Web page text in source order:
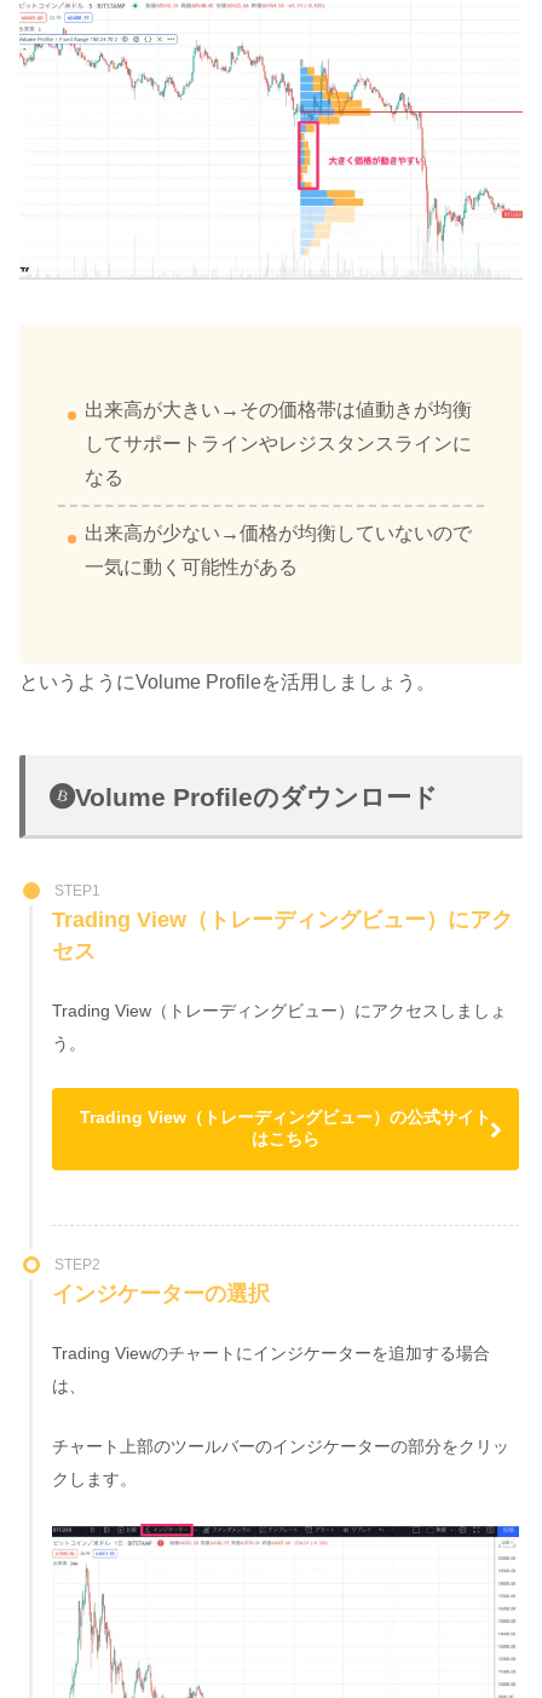
出来高が大きい→その価格帯は値動きが均衡
してサポートラインやレジスタンスラインに
なる
出来高が少ない→価格が均衡していないので
一気に動く可能性がある
というようにVolume Profileを活用しましょう。
Volume Profileのダウンロード
STEP1
Trading View（トレーディングビュー）にアク
セス
Trading View（トレーディングビュー）にアクセスしましょ
う。
Trading View（トレーディングビュー）の公式サイト
はこちら
STEP2
インジケーターの選択
Trading Viewのチャートにインジケーターを追加する場合
は、
チャート上部のツールバーのインジケーターの部分をクリッ
クします。